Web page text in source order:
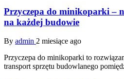
Przyczepa do minikoparki –
na każdej budowie
By admin 2 miesiące ago
Przyczepa do minikoparki to
transport sprzętu budowlanego